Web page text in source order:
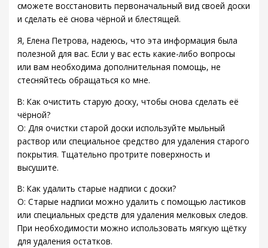
сможете восстановить первоначальный вид своей доски
и сделать её снова чёрной и блестящей.
Я, Елена Петрова, надеюсь, что эта информация была
полезной для вас. Если у вас есть какие-либо вопросы
или вам необходима дополнительная помощь, не
стесняйтесь обращаться ко мне.
В: Как очистить старую доску, чтобы снова сделать её
чёрной?
О: Для очистки старой доски используйте мыльный
раствор или специальное средство для удаления старого
покрытия. Тщательно протрите поверхность и
высушите.
В: Как удалить старые надписи с доски?
О: Старые надписи можно удалить с помощью ластиков
или специальных средств для удаления мелковых следов.
При необходимости можно использовать мягкую щётку
для удаления остатков.